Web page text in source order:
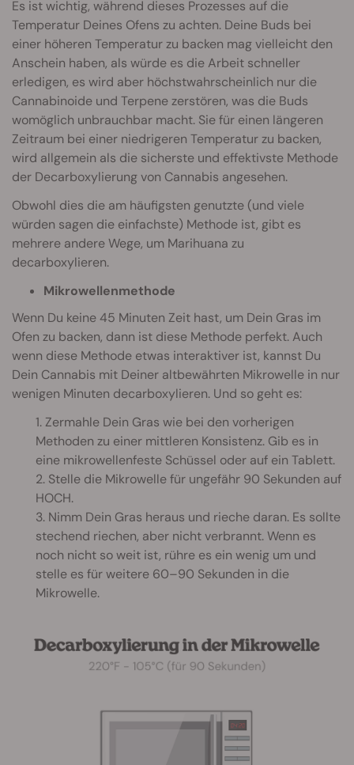
Es ist wichtig, während dieses Prozesses auf die
Temperatur Deines Ofens zu achten. Deine Buds bei
einer höheren Temperatur zu backen mag vielleicht den
Anschein haben, als würde es die Arbeit schneller
erledigen, es wird aber höchstwahrscheinlich nur die
Cannabinoide und Terpene zerstören, was die Buds
womöglich unbrauchbar macht. Sie für einen längeren
Zeitraum bei einer niedrigeren Temperatur zu backen,
wird allgemein als die sicherste und effektivste Methode
der Decarboxylierung von Cannabis angesehen.
Obwohl dies die am häufigsten genutzte (und viele
würden sagen die einfachste) Methode ist, gibt es
mehrere andere Wege, um Marihuana zu
decarboxylieren.
Mikrowellenmethode
Wenn Du keine 45 Minuten Zeit hast, um Dein Gras im
Ofen zu backen, dann ist diese Methode perfekt. Auch
wenn diese Methode etwas interaktiver ist, kannst Du
Dein Cannabis mit Deiner altbewährten Mikrowelle in nur
wenigen Minuten decarboxylieren. Und so geht es:
1. Zermahle Dein Gras wie bei den vorherigen
Methoden zu einer mittleren Konsistenz. Gib es in
eine mikrowellenfeste Schüssel oder auf ein Tablett.
2. Stelle die Mikrowelle für ungefähr 90 Sekunden auf
HOCH.
3. Nimm Dein Gras heraus und rieche daran. Es sollte
stechend riechen, aber nicht verbrannt. Wenn es
noch nicht so weit ist, rühre es ein wenig um und
stelle es für weitere 60–90 Sekunden in die
Mikrowelle.